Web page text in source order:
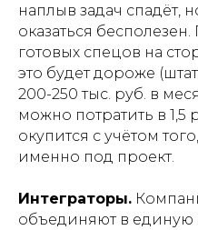
наплыв задач спадёт,
оказаться
готовых спецов на
это будет дороже
200-250 тыс. руб. в
можно потратить в
окупится с учётом
именно под проект.
Интеграторы.
объединяют в единую